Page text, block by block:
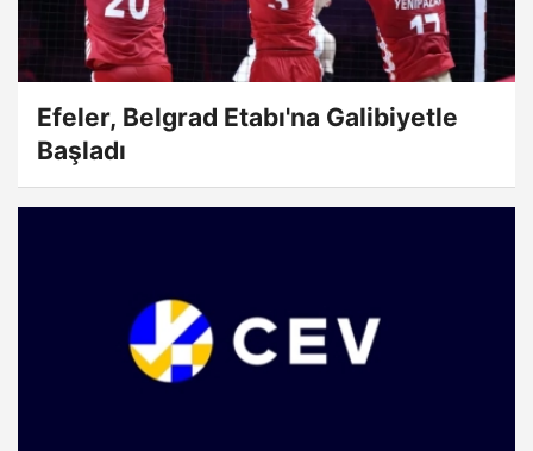
Efeler, Belgrad Etabı'na Galibiyetle
Başladı